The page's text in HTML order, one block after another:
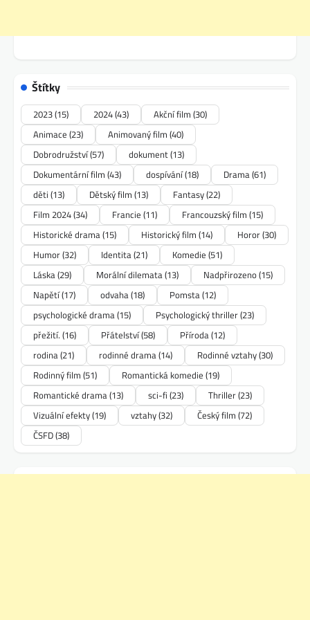
Štítky
2023(15) 2024(43) Akční film (30)
Animace (23) Animovaný film (40)
Dobrodružství(57) dokument(13)
Dokumentární film (43) dospívání(18) Drama(61)
děti (13) Dětský film (13) Fantasy(22)
Film 2024(34) Francie (11) Francouzský film (15)
Historické drama(15) Historický film (14) Horor(30)
Humor(32) Identita(21) Komedie (51)
Láska(29) Morální dilemata(13) Nadpřirozeno(15)
Napětí(17) odvaha(18) Pomsta(12)
psychologické drama(15) Psychologický thriller(23)
přežití. (16) Přátelství(58) Příroda(12)
rodina(21) rodinné drama(14) Rodinné vztahy(30)
Rodinný film (51) Romantická komedie (19)
Romantické drama(13) sci-fi (23) Thriller(23)
Vizuální efekty(19) vztahy(32) Český film (72)
ČSFD(38)